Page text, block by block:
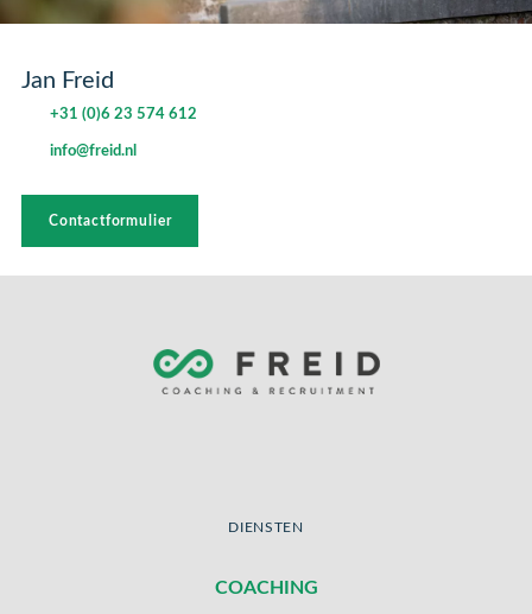
Jan Freid
+31 (0)6 23 574 612
info@freid.nl
Contactformulier
DIENSTEN
COACHING